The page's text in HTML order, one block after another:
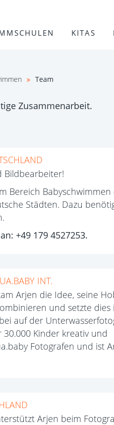
KITAS
Team
Zusammenarbeit.
Bildbearbeiter!
Bereich
Städten. Dazu
+49 179 4527253.‬
INT.
Arjen die Idee, seine
und setzte dies
auf der
Kinder kreativ und
Fotografen und ist
Arjen beim